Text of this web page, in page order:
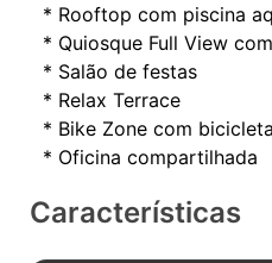
* Rooftop com piscina
* Quiosque Full View
* Salão de festas
* Relax Terrace
* Bike Zone com
Características